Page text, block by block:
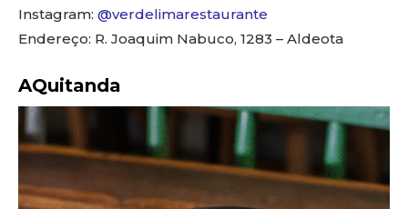
Instagram: @verdelimarestaurante
Endereço: R. Joaquim Nabuco, 1283 – Aldeota
AQuitanda